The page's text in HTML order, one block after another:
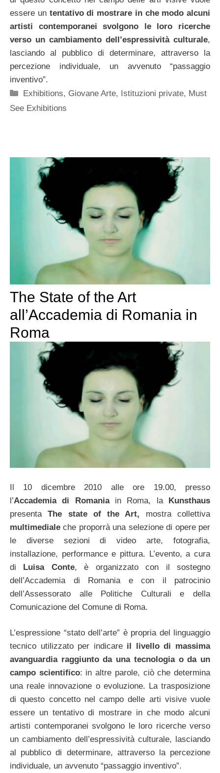
essere un tentativo di mostrare in che modo alcuni
artisti contemporanei svolgono le loro ricerche
verso un cambiamento dell’espressività culturale,
lasciando al pubblico di determinare, attraverso la
percezione individuale, un avvenuto “passaggio
inventivo”.
Categorie
Exhibitions, Giovane Arte, Istituzioni private, Must
See Exhibitions
The State of the Art
all’Accademia di Romania in
Roma
Il 10 dicembre 2010 alle ore 19.00, presso
l’Accademia di Romaniain Roma, la Kunsthaus
presentaThe state of the Art, mostra collettiva
multimedialeche proporrà una selezione di opere per
le diverse sezioni di video arte, fotografia,
installazione, performance e pittura. L’evento, a cura
di Luisa Conte, è organizzato con il sostegno
dell’Accademia di Romania e con il patrocinio
dell’Assessorato alle Politiche Culturali e della
Comunicazione del Comune di Roma.
L’espressione “stato dell’arte” è propria del linguaggio
tecnico utilizzato per indicare il livello di massima
avanguardia raggiunto da una tecnologia o da un
campo scientifico: in altre parole, ciò che determina
una reale innovazione o evoluzione. La trasposizione
di questo concetto nel campo delle arti visive vuole
essere un tentativo di mostrare in che modo alcuni
artisti contemporanei svolgono le loro ricerche verso
un cambiamento dell’espressività culturale, lasciando
al pubblico di determinare, attraverso la percezione
individuale, un avvenuto “passaggio inventivo”.